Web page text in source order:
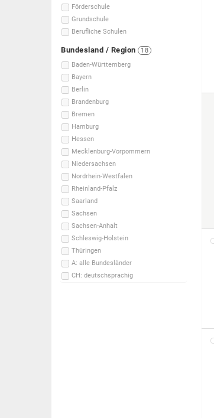
Förderschule
Grundschule
Berufliche Schulen
Bundesland / Region
18
Baden-Württemberg
Bayern
Berlin
Brandenburg
Bremen
Hamburg
Hessen
Mecklenburg-Vorpommern
Niedersachsen
Nordrhein-Westfalen
Rheinland-Pfalz
Saarland
Sachsen
Sachsen-Anhalt
Schleswig-Holstein
Thüringen
A: alle Bundesländer
CH: deutschsprachig